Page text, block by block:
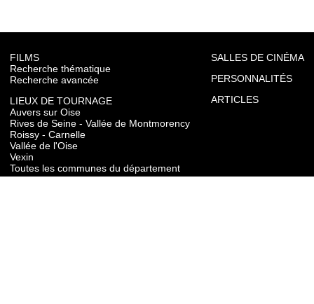
FILMS
Recherche thématique
Recherche avancée
LIEUX DE TOURNAGE
Auvers sur Oise
Rives de Seine - Vallée de Montmorency
Roissy - Carnelle
Vallée de l'Oise
Vexin
Toutes les communes du département
SALLES DE CINÉMA
PERSONNALITÉS
ARTICLES